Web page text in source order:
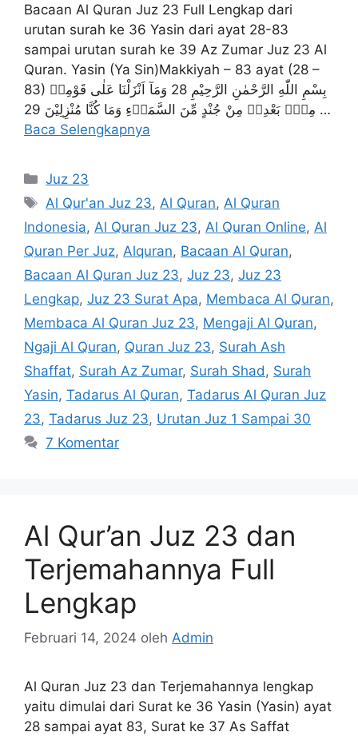
Bacaan Al Quran Juz 23 Full Lengkap dari
urutan surah ke 36 Yasin dari ayat 28-83
sampai urutan surah ke 39 Az Zumar Juz 23 Al
Quran. Yasin (Ya Sin)Makkiyah – 83 ayat (28 –
83) بِسْمِ اللّٰهِ الرَّحْمٰنِ الرَّحِيْمِ 28 وَمَآ اَنْزَلْنَا عَلٰى قَوْمِهٖ
مِنْۢ بَعْدِهٖ مِنْ جُنْدٍ مِّنَ السَّمَاۤءِ وَمَا كُنَّا مُنْزِلِيْنَ 29 …
Baca Selengkapnya
Kategori
Juz 23
Tag
Al Qur'an Juz 23, Al Quran, Al Quran
Indonesia, Al Quran Juz 23, Al Quran Online, Al
Quran Per Juz, Alquran, Bacaan Al Quran,
Bacaan Al Quran Juz 23, Juz 23, Juz 23
Lengkap, Juz 23 Surat Apa, Membaca Al Quran,
Membaca Al Quran Juz 23, Mengaji Al Quran,
Ngaji Al Quran, Quran Juz 23, Surah Ash
Shaffat, Surah Az Zumar, Surah Shad , Surah
Yasin, Tadarus Al Quran, Tadarus Al Quran Juz
23, Tadarus Juz 23, Urutan Juz 1 Sampai 30
7 Komentar
Al Qur’an Juz 23 dan
Terjemahannya Full
Lengkap
Februari 14, 2024 oleh Admin
Al Quran Juz 23 dan Terjemahannya lengkap
yaitu dimulai dari Surat ke 36 Yasin (Yasin) ayat
28 sampai ayat 83, Surat ke 37 As Saffat